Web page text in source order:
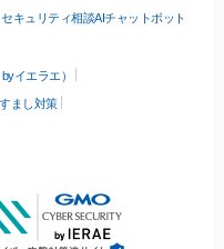
セキュリティ相談AIチャットボット
イエラエ）
まし対策